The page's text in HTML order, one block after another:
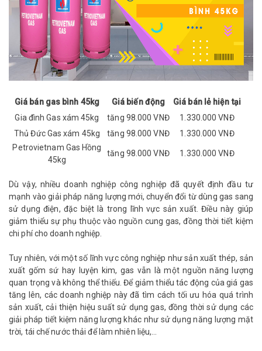
Giá bán gas bình 45kg Giá biến động
Giá bán lẻ hiện tại
Gia đình Gas xám 45kg
tăng 98.000 VNĐ
1.330.000 VNĐ
Thủ Đức Gas xám 45kg
tăng 98.000 VNĐ
1.330.000 VNĐ
Petrovietnam Gas Hồng
45kg
tăng 98.000 VNĐ 1.330.000 VNĐ
Dù vậy, nhiều doanh nghiệp công nghiệp đã quyết định đầu tư
mạnh vào giải pháp năng lượng mới, chuyển đổi từ dùng gas sang
sử dụng điện, đặc biệt là trong lĩnh vực sản xuất. Điều này giúp
giảm thiểu sự phụ thuộc vào nguồn cung gas, đồng thời tiết kiệm
chi phí cho doanh nghiệp.
Tuy nhiên, với một số lĩnh vực công nghiệp như sản xuất thép, sản
xuất gốm sứ hay luyện kim, gas vẫn là một nguồn năng lượng
quan trọng và không thể thiếu. Để giảm thiểu tác động của giá gas
tăng lên, các doanh nghiệp này đã tìm cách tối ưu hóa quá trình
sản xuất, cải thiện hiệu suất sử dụng gas, đồng thời sử dụng các
giải pháp tiết kiệm năng lượng khác như sử dụng năng lượng mặt
trời, tái chế nước thải để làm nhiên liệu,...